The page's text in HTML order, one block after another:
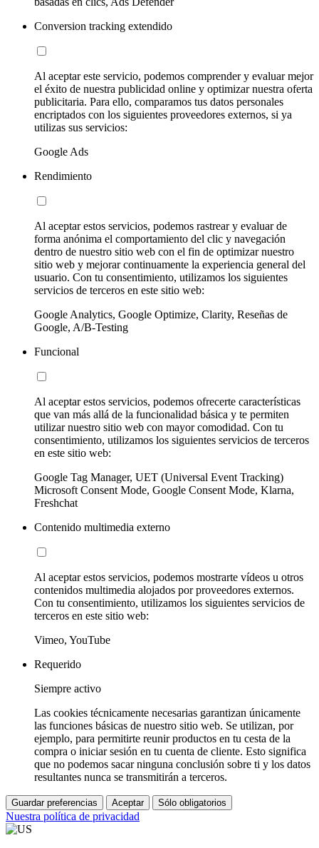
Conversion tracking extendido
Al aceptar este servicio, podemos comprender y evaluar mejor
el éxito de nuestra publicidad online y optimizar nuestra oferta
publicitaria. Para ello, comparamos tus datos personales
encriptados con los siguientes proveedores externos, si ya
utilizas sus servicios:
Google Ads
Rendimiento
Al aceptar estos servicios, podemos rastrear y evaluar de
forma anónima el comportamiento del clic y navegación
dentro de nuestro sitio web con el fin de optimizar nuestro
sitio web y mejorar continuamente la experiencia general del
usuario. Con tu consentimiento, utilizamos los siguientes
servicios de terceros en este sitio web:
Google Analytics, Google Optimize, Clarity, Reseñas de
Google, A/B-Testing
Funcional
Al aceptar estos servicios, podemos ofrecerte características
que van más allá de la funcionalidad básica y te permiten
utilizar nuestro sitio web con mayor comodidad. Con tu
consentimiento, utilizamos los siguientes servicios de terceros
en este sitio web:
Google Tag Manager, UET (Universal Event Tracking)
Microsoft Consent Mode, Google Consent Mode, Klarna,
Freshchat
Contenido multimedia externo
Al aceptar estos servicios, podemos mostrarte vídeos u otros
contenidos multimedia alojados por proveedores externos.
Con tu consentimiento, utilizamos los siguientes servicios de
terceros en este sitio web:
Vimeo, YouTube
Requerido
Siempre activo
Las cookies técnicamente necesarias garantizan únicamente
las funciones básicas de nuestro sitio web. Se utilizan, por
ejemplo, para permitirte reunir productos en tu cesta de la
compra o iniciar sesión en tu cuenta de cliente. Esto significa
que no podemos sacar ninguna conclusión sobre ti y los datos
resultantes nunca se transmitirán a terceros.
Guardar preferencias Aceptar Sólo obligatorios
Nuestra política de privacidad